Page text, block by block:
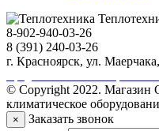
8-902-940-03-26
8 (391) 240-03-26
г. Красноярск, ул.
© Copyright 2022. Магазин
климатическое
×
Заказать звонок